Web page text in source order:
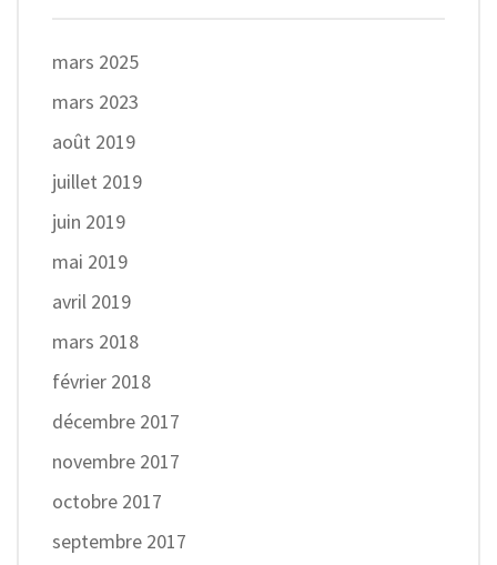
mars 2025
mars 2023
août 2019
juillet 2019
juin 2019
mai 2019
avril 2019
mars 2018
février 2018
décembre 2017
novembre 2017
octobre 2017
septembre 2017